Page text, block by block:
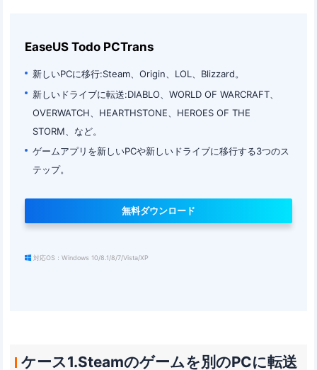
EaseUS Todo PCTrans
新しいPCに移行:Steam、Origin、LOL、Blizzard。
新しいドライブに転送:DIABLO、WORLD OF WARCRAFT、
OVERWATCH、HEARTHSTONE、HEROES OF THE
STORM、など。
ゲームアプリを新しいPCや新しいドライブに移行する3つのス
テップ。
無料ダウンロード
対応OS：Windows 10/8.1/8/7/Vista/XP
ケース1.Steamのゲームを別のPCに転送